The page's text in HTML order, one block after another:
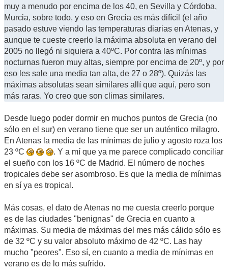
muy a menudo por encima de los 40, en Sevilla y Córdoba,
Murcia, sobre todo, y eso en Grecia es más difícil (el año
pasado estuve viendo las temperaturas diarias en Atenas, y
aunque te cueste creerlo la máxima absoluta en verano del
2005 no llegó ni siquiera a 40ºC. Por contra las mínimas
nocturnas fueron muy altas, siempre por encima de 20º, y por
eso les sale una media tan alta, de 27 o 28º). Quizás las
máximas absolutas sean similares allí que aquí, pero son
más raras. Yo creo que son climas similares.
Desde luego poder dormir en muchos puntos de Grecia (no
sólo en el sur) en verano tiene que ser un auténtico milagro.
En Atenas la media de las mínimas de julio y agosto roza los
23 ºC
. Y a mí que ya me parece complicado conciliar
el sueño con los 16 ºC de Madrid. El número de noches
tropicales debe ser asombroso. Es que la media de mínimas
en sí ya es tropical.
Más cosas, el dato de Atenas no me cuesta creerlo porque
es de las ciudades "benignas" de Grecia en cuanto a
máximas. Su media de máximas del mes más cálido sólo es
de 32 ºC y su valor absoluto máximo de 42 ºC. Las hay
mucho "peores". Eso sí, en cuanto a media de mínimas en
verano es de lo más sufrido.